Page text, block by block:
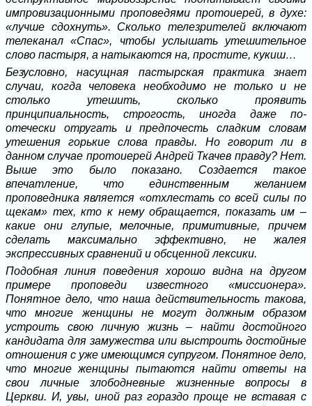
импровизационными проповедями протоиерей, в духе:
«лучше сдохнуть». Сколько телезрителей включают
телеканал «Спас», чтобы услышать утешительное
слово пастыря, а натыкаются на, простите, кукиш…
Безусловно, насущная пастырская практика знает
случаи, когда человека необходимо не только и не
столько утешить, сколько проявить
принципиальность, строгость, иногда даже по-
отечески отругать и предпочесть сладким словам
утешения горькие слова правды. Но говорит ли в
данном случае протоиерей Андрей Ткачев правду? Нет.
Выше это было показано. Создается такое
впечатление, что единственным желанием
проповедника является «отхлестать со всей силы по
щекам» тех, кто к нему обращается, показать им –
какие они глупые, мелочные, примитивные, причем
сделать максимально эффективно, не жалея
экспрессивных сравнений и обсценной лексики.
Подобная линия поведения хорошо видна на другом
примере проповеди известного «миссионера».
Понятное дело, что наша действительность такова,
что многие женщины не могут должным образом
устроить свою личную жизнь – найти достойного
кандидата для замужества или выстроить достойные
отношения с уже имеющимся супругом. Понятное дело,
что многие женщины пытаются найти ответы на
свои личные злободневные жизненные вопросы в
Церкви. И, увы, иной раз гораздо проще не вставая с